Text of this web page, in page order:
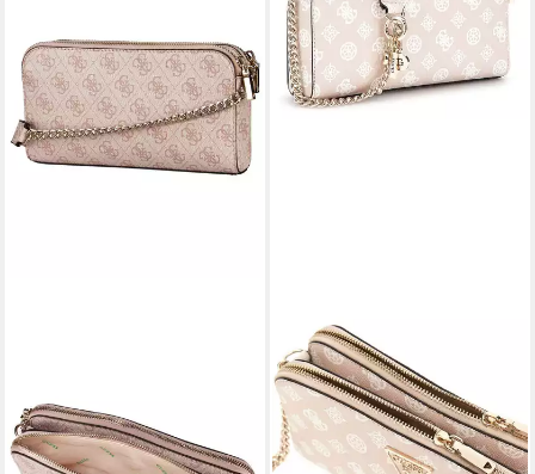
87,50 € UVP125,00 €
-30%
lieferbar - in 2-3 Werktagen bei dir
GUESS
Umhängetasche Status
Crossbody
87,50 € UVP125,00 €
-30%
lieferbar - in 2-3 Werktagen bei dir